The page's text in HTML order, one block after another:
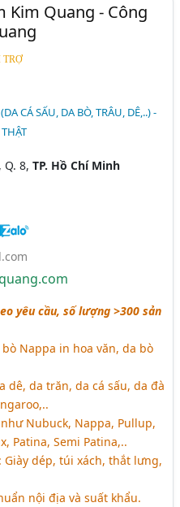
Kim Quang - Công
CÁ SẤU, DA BÒ, TRÂU, DÊ,..) -
Q. 8,TP. Hồ Chí Minh
yêu cầu, số lượng >300 sản
Nappa in hoa văn, da bò
dê, da trăn, da cá sấu, da đà
Nubuck, Nappa, Pullup,
Patina, Semi Patina,..
: Giày dép, túi xách, thắt lưng,
nội địa và suất khẩu.